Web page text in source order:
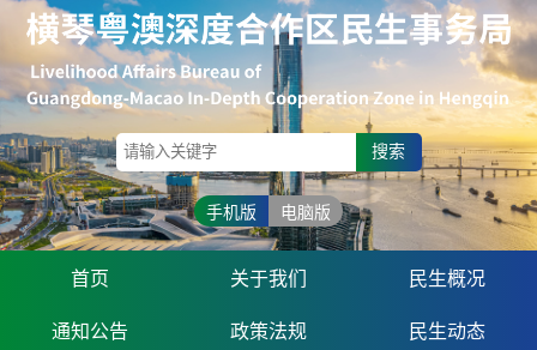
搜索
手机版 电脑版
首页 关于我们 民生概况
通知公告 政策法规 民生动态